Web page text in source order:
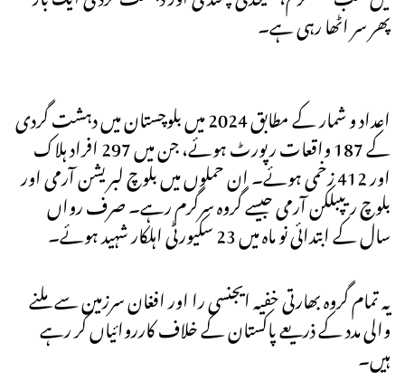
پھر سر اٹھا رہی ہے۔
اعداد و شمار کے مطابق 2024 میں بلوچستان میں دہشت گردی
کے 187 واقعات رپورٹ ہوئے، جن میں 297 افراد ہلاک
اور 412 زخمی ہوئے۔ ان حملوں میں بلوچ لبریشن آرمی اور
بلوچ ریپبلکن آرمی جیسے گروہ سرگرم رہے۔ صرف رواں
سال کے ابتدائی نو ماہ میں 23 سکیورٹی اہلکار شہید ہوئے۔
یہ تمام گروہ بھارتی خفیہ ایجنسی را اور افغان سرزمین سے ملنے
والی مدد کے ذریعے پاکستان کے خلاف کارروائیاں کر رہے
ہیں۔